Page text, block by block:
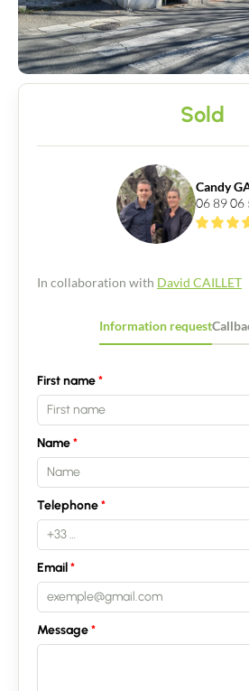
Buy
Recruitment
Guides
Contact
Sold
Candy
06 89 06
In collaboration with David CAILLET
Information request
First name
Name
Telephone
Email
Message